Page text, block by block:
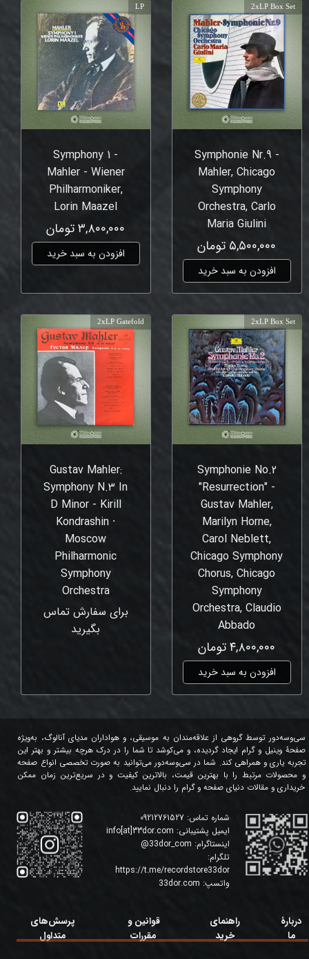
Symphonie Nr.9 -
Mahler, Chicago
Symphony
Orchestra, Carlo
Maria Giulini
۵,۵۰۰,۰۰۰ تومان
افزودن به سبد خرید
2xLP Box Set
Symphony 1 -
Mahler - Wiener
Philharmoniker,
Lorin Maazel
۳,۸۰۰,۰۰۰ تومان
افزودن به سبد خرید
LP
Symphonie No.2
"Resurrection" -
Gustav Mahler,
Marilyn Horne,
Carol Neblett,
Chicago Symphony
Chorus, Chicago
Symphony
Orchestra, Claudio
Abbado
۴,۸۰۰,۰۰۰ تومان
افزودن به سبد خرید
2xLP Box Set
Gustav Mahler:
Symphony N.3 In
D Minor - Kirill
Kondrashin ⸱
Moscow
Philharmonic
Symphony
Orchestra
برای سفارش تماس
بگیرید
2xLP Gatefold
شماره تماس:
ایمیل پشتیبانی: info[at]33dor.com
اینستاگرام: 33dor_com
@
تلگرام:
https://t.me/recordstore33dor
واتسپ: 33dor.com
سی‌وسه‌دور توسط گروهی از علاقه‌مندان به موسیقی، و هواداران مدیای آنالوگ، به‌ویژه
صفحۀ وینیل و گرام ایجاد گردیده، و می‌کوشد تا شما را در درک هرچه بیشتر و بهتر این
تجربه یاری و همراهی کند. شما در سی‌وسه‌دور می‌توانید به صورت تخصصی انواع صفحه
و محصولات مرتبط را با بهترین قیمت، بالاترین کیفیت و در سریع‌ترین زمان ممکن
خریداری و مقالات دنیای صفحه و گرام را دنبال نمایید.
دربارۀ
ما
قوانین و
مقررات
پرسش‌های
متداول
راهنمای
خرید